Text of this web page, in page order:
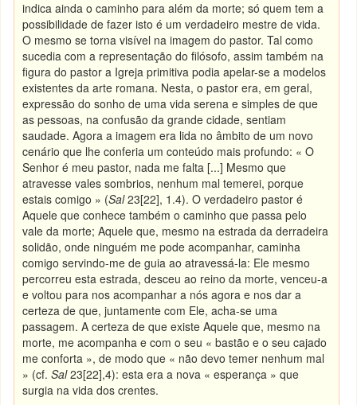
indica ainda o caminho para além da morte; só quem tem a
possibilidade de fazer isto é um verdadeiro mestre de vida.
O mesmo se torna visível na imagem do pastor. Tal como
sucedia com a representação do filósofo, assim também na
figura do pastor a Igreja primitiva podia apelar-se a modelos
existentes da arte romana. Nesta, o pastor era, em geral,
expressão do sonho de uma vida serena e simples de que
as pessoas, na confusão da grande cidade, sentiam
saudade. Agora a imagem era lida no âmbito de um novo
cenário que lhe conferia um conteúdo mais profundo: « O
Senhor é meu pastor, nada me falta [...] Mesmo que
atravesse vales sombrios, nenhum mal temerei, porque
estais comigo » (Sal23[22], 1.4). O verdadeiro pastor é
Aquele que conhece também o caminho que passa pelo
vale da morte; Aquele que, mesmo na estrada da derradeira
solidão, onde ninguém me pode acompanhar, caminha
comigo servindo-me de guia ao atravessá-la: Ele mesmo
percorreu esta estrada, desceu ao reino da morte, venceu-a
e voltou para nos acompanhar a nós agora e nos dar a
certeza de que, juntamente com Ele, acha-se uma
passagem. A certeza de que existe Aquele que, mesmo na
morte, me acompanha e com o seu « bastão e o seu cajado
me conforta », de modo que « não devo temer nenhum mal
» (cf. Sal23[22],4): esta era a nova « esperança » que
surgia na vida dos crentes.